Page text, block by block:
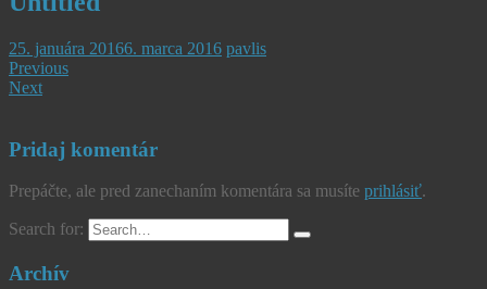
25. januára 20166. marca 2016 pavlis
Previous
Next
Pridaj komentár
Prepáčte, ale pred zanechaním komentára sa musíte prihlásiť.
Search for:
Archív